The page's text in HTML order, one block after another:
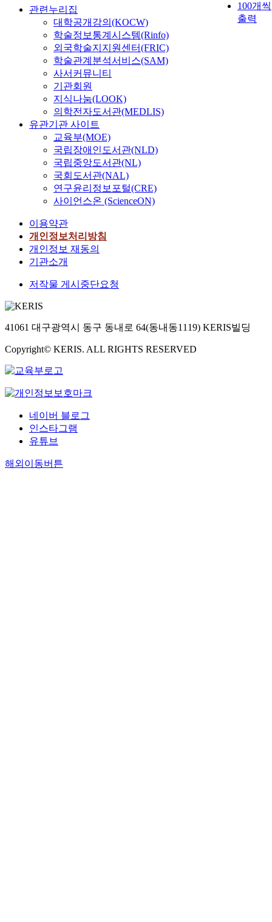
100개씩
출력
관련누리집
대학공개강의(KOCW)
학술정보통계시스템(Rinfo)
외국학술지지원센터(FRIC)
학술관계분석서비스(SAM)
사서커뮤니티
기관회원
지식나눔(LOOK)
의학전자도서관(MEDLIS)
유관기관 사이트
교육부(MOE)
국립장애인도서관(NLD)
국립중앙도서관(NL)
국회도서관(NAL)
연구윤리정보포털(CRE)
사이언스온 (ScienceON)
이용약관
개인정보처리방침
개인정보 재동의
기관소개
저작물 게시중단요청
41061 대구광역시 동구 동내로 64(동내동1119) KERIS빌딩
Copyright© KERIS. ALL RIGHTS RESERVED
네이버 블로그
인스타그램
유튜브
해외이동버튼